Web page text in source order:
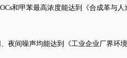
和甲苯最高浓度能达到《合成革与
夜间噪声均能达到《工业企业厂界环